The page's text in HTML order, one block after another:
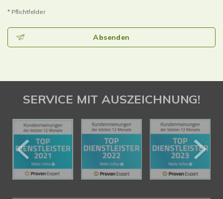
* Pflichtfelder
Absenden
SERVICE MIT AUSZEICHNUNG!